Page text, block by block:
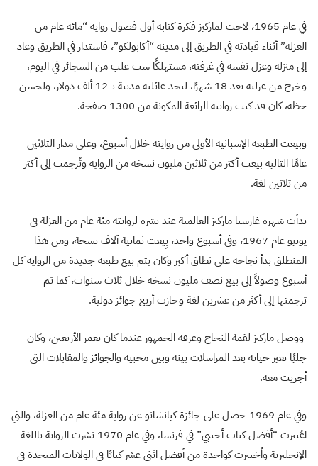
في عام 1965، لاحت لماركيز فكرة كتابة أول فصول رواية “مائة عام من
العزلة” أثناء قيادته في الطريق إلى مدينة “أكابولكو”، فاستدار في الطريق وعاد
إلى منزله وعزل نفسه في غرفته، مستهلكًا ست علب من السجائر في اليوم،
وخرج من عزلته بعد 18 شهرًا، ليجد عائلته مدينة بـ 12 ألف دولار، ولحسن
حظه، كان قد كتب روايته الرائعة المكونة من 1300 صفحة.
وبيعت الطبعة الإسبانية الأولى من روايته خلال أسبوع، وعلى مدار الثلاثين
عامًا التالية بيعت أكثر من ثلاثين مليون نسخة من الرواية وتُرجمت إلى أكثر
من ثلاثين لغة.
بدأت شهرة غارسيا ماركيز العالمية عند نشره لروايته مئة عام من العزلة في
يونيو عام 1967، وفي أسبوع واحد، بِيعت ثمانية آلاف نسخة، ومن هذا
المنطلق بدأ نجاحه على نطاق أكبر وكان يتم بيع طبعة جديدة من الرواية كل
أسبوع وصولاً إلى بيع نصف مليون نسخة خلال ثلاث سنوات، كما تم
ترجمتها إلى أكثر من عشرين لغة وحازت أربع جوائز دولية.
ووصل ماركيز لقمة النجاح وعرفه الجمهور عندما كان بعمر الأربعين، وكان
جليًا تغير حياته بعد المراسلات بينه وبين محبيه والجوائز والمقابلات التي
أجريت معه.
وفي عام 1969 حصل على جائزة كيانشانو عن رواية مئة عام من العزلة، والتي
اعُتبرت “أفضل كتاب أجنبي” في فرنسا، وفي عام 1970 نشرت الرواية باللغة
الإنجليزية واُختيرت كواحدة من أفضل اثنى عشر كتابًا في الولايات المتحدة في